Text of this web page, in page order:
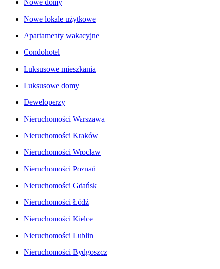
Nowe domy
Nowe lokale użytkowe
Apartamenty wakacyjne
Condohotel
Luksusowe mieszkania
Luksusowe domy
Deweloperzy
Nieruchomości Warszawa
Nieruchomości Kraków
Nieruchomości Wrocław
Nieruchomości Poznań
Nieruchomości Gdańsk
Nieruchomości Łódź
Nieruchomości Kielce
Nieruchomości Lublin
Nieruchomości Bydgoszcz